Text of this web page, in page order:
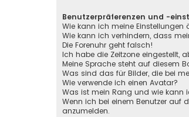
Benutzerpräferenzen und -
Wie kann ich meine Einstellungen
Wie kann ich verhindern, dass
Die Forenuhr geht falsch!
Ich habe die Zeitzone eingestellt,
Meine Sprache steht auf diesem
Was sind das für Bilder, die bei
Wie verwende ich einen Avatar?
Was ist mein Rang und wie kann
Wenn ich bei einem Benutzer auf
anzumelden.